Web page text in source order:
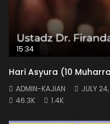
15:34
Hari Asyura (10
ADMIN-KAJIAN
JULY
46.3K
1.4K